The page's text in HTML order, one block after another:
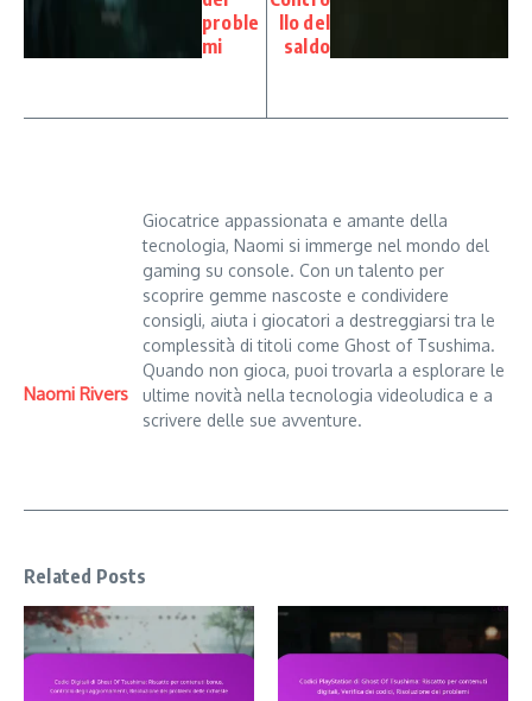
proble
mi
llo del
saldo
Naomi Rivers
Giocatrice appassionata e amante della
tecnologia, Naomi si immerge nel mondo del
gaming su console. Con un talento per
scoprire gemme nascoste e condividere
consigli, aiuta i giocatori a destreggiarsi tra le
complessità di titoli come Ghost of Tsushima.
Quando non gioca, puoi trovarla a esplorare le
ultime novità nella tecnologia videoludica e a
scrivere delle sue avventure.
Related Posts